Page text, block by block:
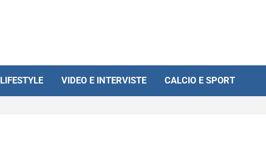
LIFESTYLE VIDEO E INTERVISTE CALCIO E SPORT